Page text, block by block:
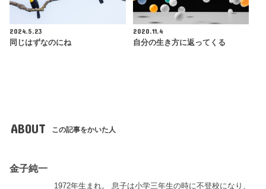
2024.5.23
同じはずなのにね
2020.11.4
自分の生き方に返ってくる
ABOUT この記事をかいた人
金子純一
1972年生まれ。 息子は小学三年生の時に不登校になり、